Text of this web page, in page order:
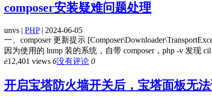
composer安装疑难问题处理
unvs | PHP| 2024-06-05
一、composer 更新提示
因为使用的 lnmp 装的系统，自带 composer，php -v 发现
ė12,401 views 6没有评论 0
开启宝塔防火墙开关后，宝塔面板无法